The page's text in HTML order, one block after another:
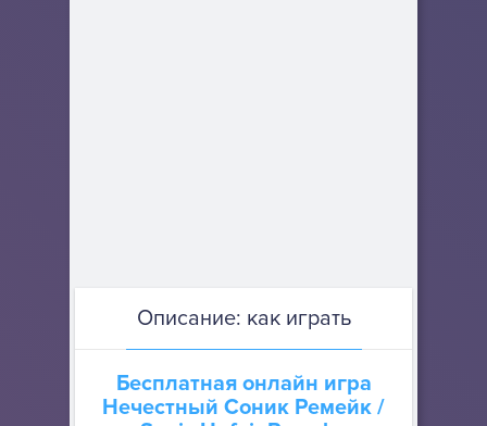
Описание: как играть
Бесплатная онлайн игра
Нечестный Соник Ремейк /